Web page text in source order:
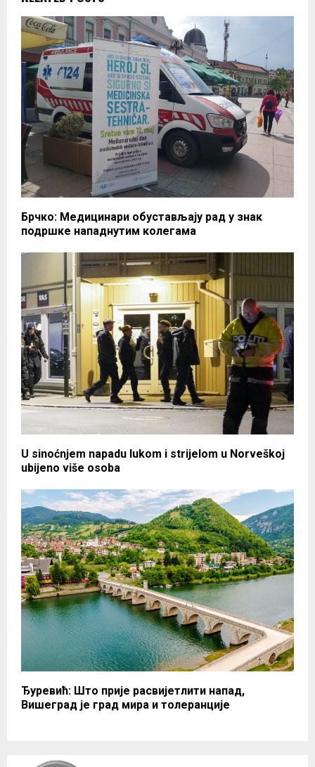
Брчко: Медицинари обустављају рад у знак
подршке нападнутим колегама
U sinoćnjem napadu lukom i strijelom u Norveškoj
ubijeno više osoba
Ђуревић: Што прије расвијетлити напад,
Вишеград је град мира и толеранције